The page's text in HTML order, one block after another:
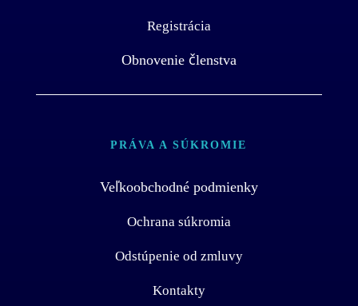
Registrácia
Obnovenie členstva
PRÁVA A SÚKROMIE
Veľkoobchodné podmienky
Ochrana súkromia
Odstúpenie od zmluvy
Kontakty